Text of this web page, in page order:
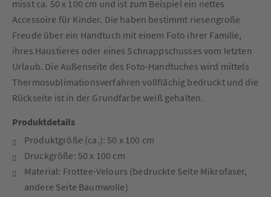
misst ca. 50 x 100 cm und ist zum Beispiel ein nettes
Accessoire für Kinder. Die haben bestimmt riesengroße
Freude über ein Handtuch mit einem Foto ihrer Familie,
ihres Haustieres oder eines Schnappschusses vom letzten
Urlaub. Die Außenseite des Foto-Handtuches wird mittels
Thermosublimationsverfahren vollflächig bedruckt und die
Rückseite ist in der Grundfarbe weiß gehalten.
Produktdetails
Produktgröße (ca.): 50 x 100 cm
Druckgröße: 50 x 100 cm
Material: Frottee-Velours (bedruckte Seite Mikrofaser,
andere Seite Baumwolle)